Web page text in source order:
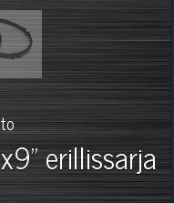
erillissarja